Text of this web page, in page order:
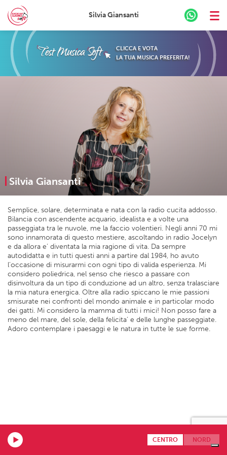
CENTRO NORD
Skip
content
Silvia Giansanti
CLICCA E VOTA
LA TUA MUSICA PREFERITA!
Silvia Giansanti
Semplice, solare, determinata e nata con la radio cucita addosso.
Bilancia con ascendente acquario, idealista e a volte una
passeggiata tra le nuvole, me la faccio volentieri. Negli anni 70 mi
sono innamorata di questo mestiere, ascoltando in radio Jocelyn
e da allora e’ diventata la mia ragione di vita. Da sempre
autodidatta e in tutti questi anni a partire dal 1984, ho avuto
l’occasione di misurarmi con ogni tipo di valida esperienza. Mi
considero poliedrica, nel senso che riesco a passare con
disinvoltura da un tipo di conduzione ad un altro, senza tralasciare
la mia natura energica. Oltre alla radio spiccano le mie passioni
smisurate nei confronti del mondo animale e in particolar modo
dei gatti. Mi considero la mamma di tutti i mici! Non posso fare a
meno del mare, del sole, della felicita’ e delle lunghe passeggiate.
Adoro contemplare i paesaggi e le natura in tutte le sue forme.